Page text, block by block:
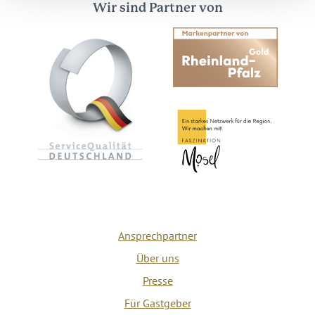
Wir sind Partner von
Ansprechpartner
Über uns
Presse
Für Gastgeber